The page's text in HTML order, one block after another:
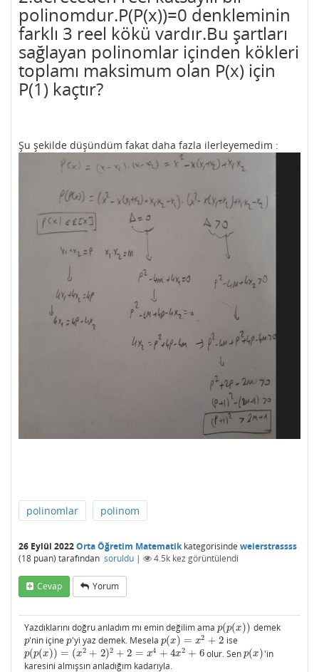
polinomdur.P(P(x))=0 denkleminin
farklı 3 reel kökü vardır.Bu şartları
sağlayan polinomlar içinden kökleri
toplamı maksimum olan P(x) için
P(1) kaçtır?
Şu şekilde düşündüm fakat daha fazla ilerleyemedim :
polinomlar polinom
26 Eylül 2022Orta Öğretim Matematikkategorisinde weierstrassss
(18 puan) tarafından soruldu | 4.5k kez görüntülendi
Cevap Yorum
Yazdıklarını doğru anladım mı emin değilim ama p(p(x))
p(p(x)) demek
p
p'nin içinep
p'yi yaz demek. Mesela p(x) = x2 + 2
p(x)= x2+ 2 ise
p(p(x)) = (x2 + 2)2 + 2 = x4 + 4x2 + 6
p(p(x))=( x2+ 2)2+ 2= x4+ 4x2+ 6 olur. Senp(x)
p(x) 'in
karesini almışsın anladığım kadarıyla.